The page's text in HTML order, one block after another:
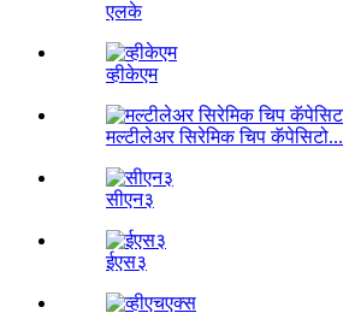
एलके
व्हीकेएम
मल्टीलेअर सिरेमिक चिप कॅपेसिटो...
सीएन३
ईएस३